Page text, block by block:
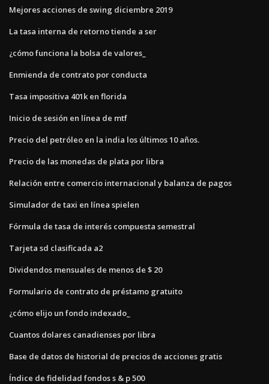
Mejores acciones de swing diciembre 2019
La tasa interna de retorno tiende a ser
¿cómo funciona la bolsa de valores_
Enmienda de contrato por conducta
Tasa impositiva 401k en florida
Inicio de sesión en línea de mtf
Precio del petróleo en la india los últimos 10 años.
Precio de las monedas de plata por libra
Relación entre comercio internacional y balanza de pagos
Simulador de taxi en línea spielen
Fórmula de tasa de interés compuesta semestral
Tarjeta sd clasificada a2
Dividendos mensuales de menos de $ 20
Formulario de contrato de préstamo gratuito
¿cómo elijo un fondo indexado_
Cuantos dolares canadienses por libra
Base de datos de historial de precios de acciones gratis
Índice de fidelidad fondos s & p 500